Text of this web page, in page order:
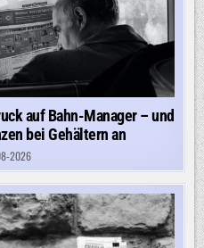
auf Bahn-Manager – und
bei Gehältern an
2026